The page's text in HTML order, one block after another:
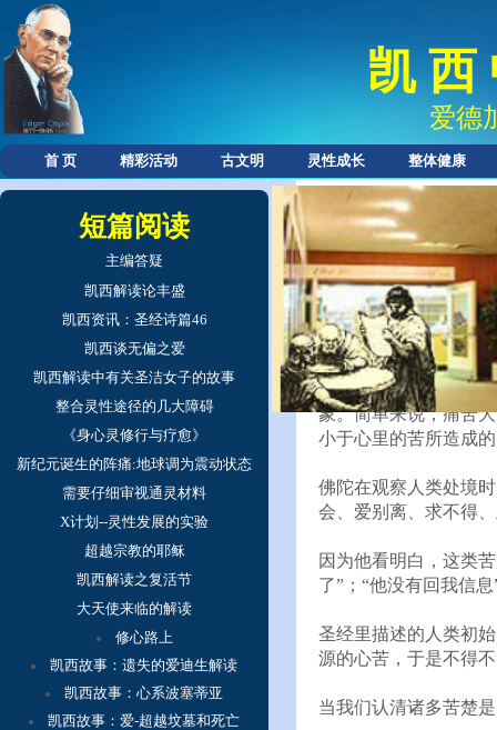
首 页 精彩活动 古文明 灵性成长 整体健康
凯 西
爱德
我们习惯于把痛与苦
为因果。但如果能够
式，非常有益的。
从字形来看，痛字有
象。简单来说，痛苦
小于心里的苦所造成
佛陀在观察人类处境
会、爱别离、求不得
因为他看明白，这类
了”；“他没有回我信
圣经里描述的人类初
源的心苦，于是不得
当我们认清诸多苦楚
短篇阅读
主编答疑
凯西解读论丰盛
凯西资讯：圣经诗篇46
凯西谈无偏之爱
凯西解读中有关圣洁女子的故事
整合灵性途径的几大障碍
《身心灵修行与疗愈》
新纪元诞生的阵痛:地球调为震动状态
需要仔细审视通灵材料
X计划--灵性发展的实验
超越宗教的耶稣
凯西解读之复活节
大天使来临的解读
修心路上
凯西故事： 遗失的爱迪生解读
凯西故事：心系波塞蒂亚
凯西故事：爱-超越坟墓和死亡